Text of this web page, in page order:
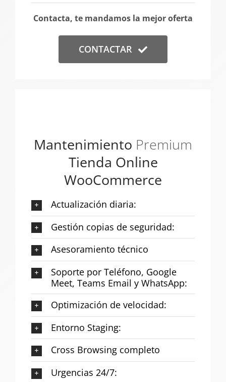
Contacta, te mandamos la mejor oferta
CONTACTAR
Mantenimiento Premium
Tienda Online
WooCommerce
Actualización diaria:
Gestión copias de seguridad:
Asesoramiento técnico
Soporte por Teléfono, Google
Meet, Teams Email y WhatsApp:
Optimización de velocidad:
Entorno Staging:
Cross Browsing completo
Urgencias 24/7: